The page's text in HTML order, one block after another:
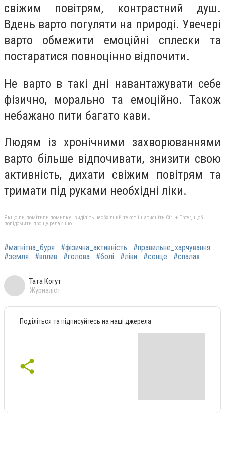
свіжим повітрям, контрастний душ.
Вдень варто погуляти на природі. Увечері
варто обмежити емоційні сплески та
постаратися повноцінно відпочити.
Не варто в такі дні навантажувати себе
фізично, морально та емоційно. Також
небажано пити багато кави.
Людям із хронічними захворюваннями
варто більше відпочивати, знизити свою
активність, дихати свіжим повітрям та
тримати під руками необхідні ліки.
Якщо ви помітили помилку, виділіть необхідний текст і натисніть Ctrl + Enter, щоб
повідомити про це редакцію
#магнітна_буря #фізична_активність
#правильне_харчування
#земля
#вплив #голова #болі #ліки #сонце #спалах
Тата Когут
Журналіст
Поділіться та підписуйтесь на наші джерела